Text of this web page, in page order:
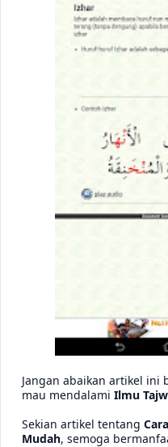
Jangan abaikan artikel ini
mau mendalami Ilmu
Sekian artikel tentang
Mudah, semoga